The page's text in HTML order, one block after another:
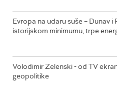
Evropa na udaru suše – Dunav i
istorijskom minimumu, trpe
Volodimir Zelenski - od TV
geopolitike